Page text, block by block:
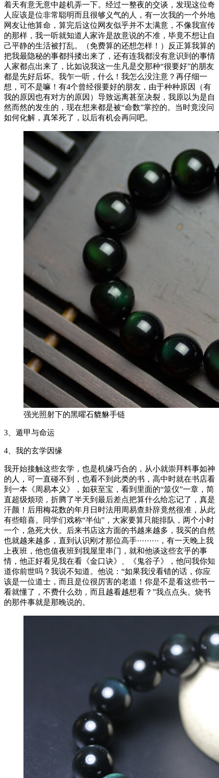
着天有意无意中趁机弄一下。经过一整夜的交谈，发现这位奇
人应该是位非常聪明而且很够义气的人，有一次我的一个外地
网友让他算命，算完后这位网友似乎并不太满意，不像我宣传
的那样，我一听就知道人家许是故意说的不准，毕竟不想让自
己平静的生活被打乱。（免费算的还想怎样！）反正算我算的
把我最隐秘的事都抖搂出来了，还有连我都没有意识到的事情
人家都点出来了，比如说我这一生凡是交那种“很要好”的朋友
都是先好后坏。我乍一听，什么！我怎么没注意？再仔细一
想，可不是嘛！有4个曾经很要好的朋友，由于种种原因（有
我的原因也有对方的原因）导致远离甚至决裂，我原以为是自
然而然的发生的，现在想来都是被“命数”掌控的。当时竟没问
如何化解，真笨死了，以后有机会再问吧。
强光照射下的黑曜石貔貅手链
3、遁甲与命运
4、我的玄学因缘
我开始接触这些玄学，也是机缘巧合的，从小就崇拜料事如神
的人，可一直碰不到，也看不到此类的书，高中时就在书店看
到一本《周易本义》，如获至宝，看到里面的“筮仪”一章，简
直超级烦琐，折腾了半天到最后差点把算什么给忘记了，真是
汗颜！后用梅花数的年月日时法用周易查卦辞竟然很准，从此
有些暗喜。同学们戏称“半仙”，大家要算只能排队，两个小时
一个，急死大伙。后来书店这方面的书越来越多，我买的自然
也就越来越多，直到认识刚才那位高手·········，有一天晚上我
上夜班，他也值夜班到我屋里串门，就和他谈这些玄乎的事
情，他正好看见我在看《金口诀》、《鬼谷子》，他问我你知
道你前世吗？我说不知道。他说：“如果我没看错的话，你应
该是一位道士，而且是位很厉害的老道！你是不是看这些书一
看就懂了，不费什么劲，而且越看越想看？”我点点头。烧书
的那件事就是那晚说的。